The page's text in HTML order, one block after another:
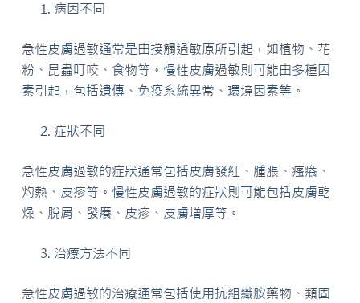
病因不同
急性皮膚過敏通常是由接觸過敏原所引起，如植物、花
粉、昆蟲叮咬、食物等。慢性皮膚過敏則可能由多種因
素引起，包括遺傳、免疫系統異常、環境因素等。
症狀不同
急性皮膚過敏的症狀通常包括皮膚發紅、腫脹、瘙癢、
灼熱、皮疹等。慢性皮膚過敏的症狀則可能包括皮膚乾
燥、脫屑、發癢、皮疹、皮膚增厚等。
治療方法不同
急性皮膚過敏的治療通常包括使用抗組織胺藥物、類固